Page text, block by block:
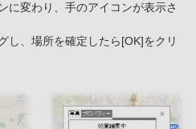
に変わり、手のアイコンが表示さ
し、場所を確定したら[OK]をクリ